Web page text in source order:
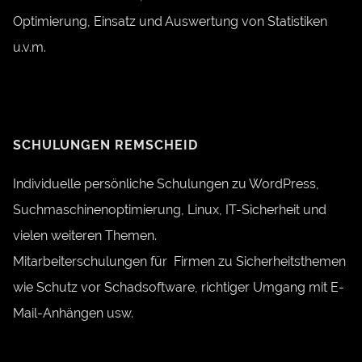
Optimierung, Einsatz und Auswertung von Statistiken
u.v.m.
SCHULUNGEN REMSCHEID
Individuelle persönliche Schulungen zu WordPress,
Suchmaschinenoptimierung, Linux, IT-Sicherheit und
vielen weiteren Themen.
Mitarbeiterschulungen für Firmen zu Sicherheitsthemen
wie Schutz vor Schadsoftware, richtiger Umgang mit E-
Mail-Anhängen usw.